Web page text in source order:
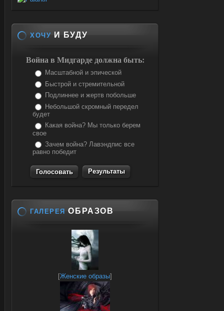
ХОЧУ И БУДУ
Война в Мидгарде должна быть:
Масштабной и эпической
Быстрой и стремительной
Подлиннее и жертв побольше
Небольшой скромный передел
будет
Какая война? Мы только берем
свое
Зачем война? Лавэндпис все
равно победит
Результаты
ГАЛЕРЕЯ ОБРАЗОВ
[Женские образы]